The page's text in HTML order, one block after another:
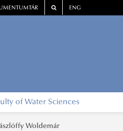
ENG
of Water Sciences
Woldemár